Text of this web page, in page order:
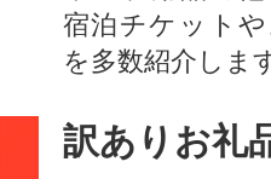
宿泊チケット
を多数紹介しま
訳ありお礼